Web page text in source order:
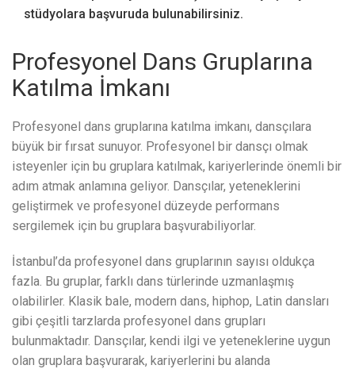
stüdyolara başvuruda bulunabilirsiniz.
Profesyonel Dans Gruplarına
Katılma İmkanı
Profesyonel dans gruplarına katılma imkanı, dansçılara
büyük bir fırsat sunuyor. Profesyonel bir dansçı olmak
isteyenler için bu gruplara katılmak, kariyerlerinde önemli bir
adım atmak anlamına geliyor. Dansçılar, yeteneklerini
geliştirmek ve profesyonel düzeyde performans
sergilemek için bu gruplara başvurabiliyorlar.
İstanbul’da profesyonel dans gruplarının sayısı oldukça
fazla. Bu gruplar, farklı dans türlerinde uzmanlaşmış
olabilirler. Klasik bale, modern dans, hiphop, Latin dansları
gibi çeşitli tarzlarda profesyonel dans grupları
bulunmaktadır. Dansçılar, kendi ilgi ve yeteneklerine uygun
olan gruplara başvurarak, kariyerlerini bu alanda